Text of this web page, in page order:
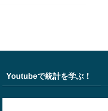
Youtubeで統計を学ぶ！